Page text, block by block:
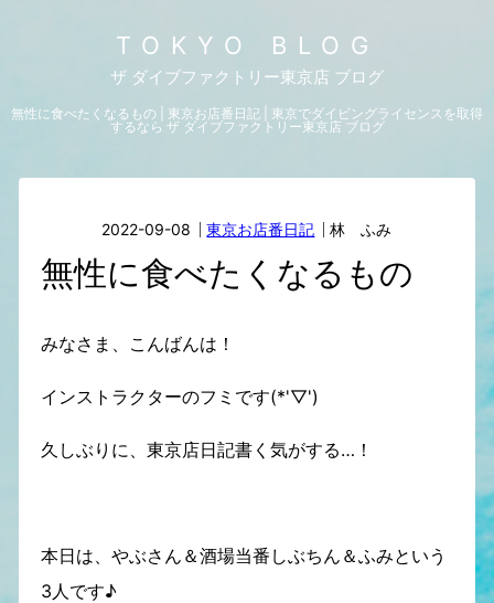
TOKYO BLOG
ザ ダイブファクトリー東京店 ブログ
無性に食べたくなるもの | 東京お店番日記 | 東京でダイビングライセンスを取得
するなら ザ ダイブファクトリー東京店 ブログ
2022-09-08 東京お店番日記 林 ふみ
無性に食べたくなるもの
みなさま、こんばんは！
インストラクターのフミです(*'▽')
久しぶりに、東京店日記書く気がする…！
本日は、やぶさん＆酒場当番しぶちん＆ふみという
3人です♪